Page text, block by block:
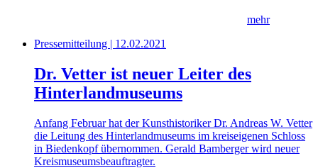
mehr
Pressemitteilung | 12.02.2021
Dr. Vetter ist neuer Leiter des
Hinterlandmuseums
Anfang Februar hat der Kunsthistoriker Dr. Andreas W. Vetter
die Leitung des Hinterlandmuseums im kreiseigenen Schloss
in Biedenkopf übernommen. Gerald Bamberger wird neuer
Kreismuseumsbeauftragter.